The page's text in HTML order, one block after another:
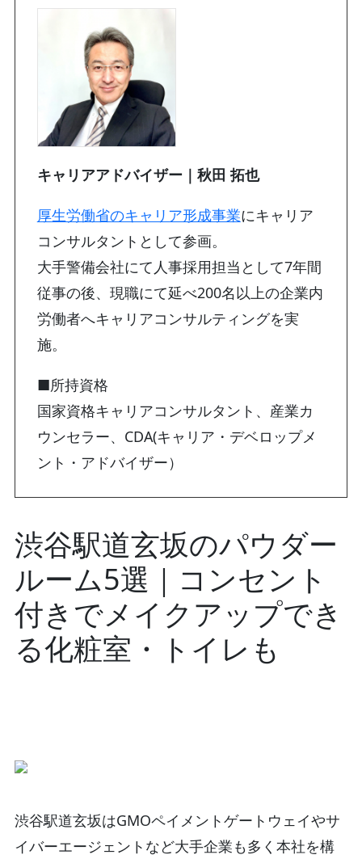
キャリアアドバイザー｜秋田 拓也
厚生労働省のキャリア形成事業にキャリア
コンサルタントとして参画。
大手警備会社にて人事採用担当として7年間
従事の後、現職にて延べ200名以上の企業内
労働者へキャリアコンサルティングを実
施。
■所持資格
国家資格キャリアコンサルタント、産業カ
ウンセラー、CDA(キャリア・デベロップメ
ント・アドバイザー）
渋谷駅道玄坂のパウダー
ルーム5選｜コンセント
付きでメイクアップでき
る化粧室・トイレも
渋谷駅道玄坂はGMOペイメントゲートウェイやサ
イバーエージェントなど大手企業も多く本社を構